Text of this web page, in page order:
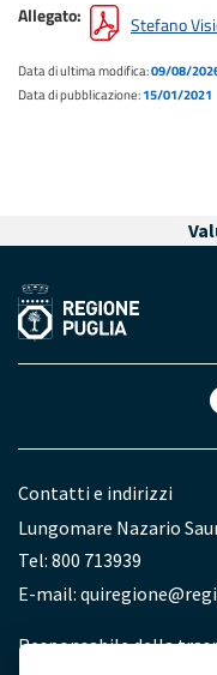
Allegato
Stefano
Data di ultima modifica:09/08/
Data di pubblicazione:15/01/2021
Contatti e indirizzi
Lungomare Nazario
Tel: 800 713939
E-mail:
Redazione
Responsabile della